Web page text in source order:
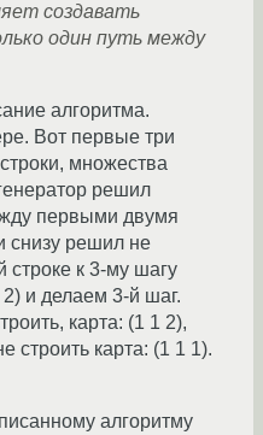
создавать
один путь между
алгоритма.
Вот первые три
множества
решил
первыми двумя
снизу решил не
строке к 3-му шагу
и делаем 3-й шаг.
карта: (1 1 2),
строить карта: (1 1 1).
алгоритму